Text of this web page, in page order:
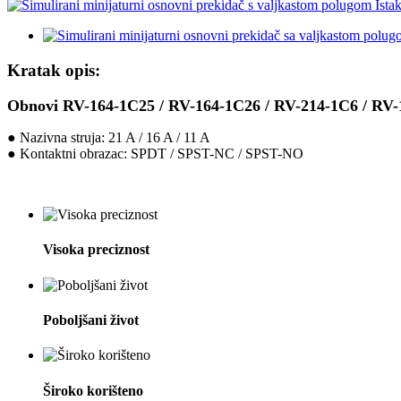
Kratak opis:
Obnovi RV-164-1C25 / RV-164-1C26 / RV-214-1C6 /
● Nazivna struja: 21 A / 16 A / 11 A
● Kontaktni obrazac: SPDT / SPST-NC / SPST-NO
Visoka preciznost
Poboljšani život
Široko korišteno